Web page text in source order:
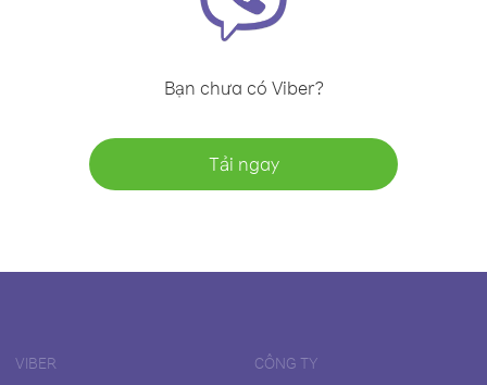
Bạn chưa có Viber?
Tải ngay
VIBER CÔNG TY